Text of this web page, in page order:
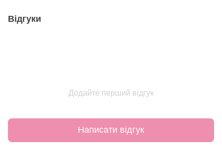
Відгуки
Додайте перший відгук
Написати відгук